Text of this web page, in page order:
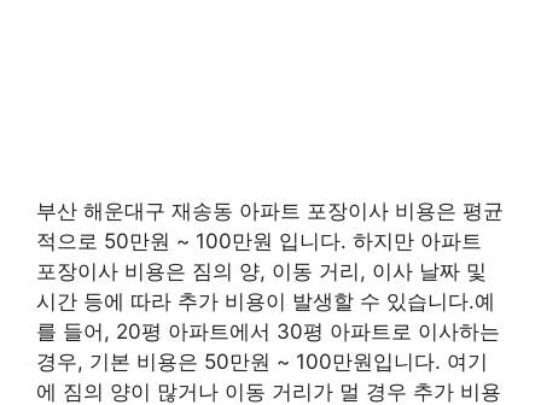
부산 해운대구 재송동 아파트 포장이사 비용은 평균
적으로 50만원 ~ 100만원 입니다. 하지만 아파트
포장이사 비용은 짐의 양, 이동 거리, 이사 날짜 및
시간 등에 따라 추가 비용이 발생할 수 있습니다.예
를 들어, 20평 아파트에서 30평 아파트로 이사하는
경우, 기본 비용은 50만원 ~ 100만원입니다. 여기
에 짐의 양이 많거나 이동 거리가 멀 경우 추가 비용